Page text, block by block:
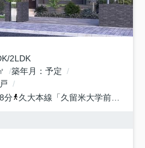
2LDK
築年月
予定
分 久大本線 「久留米大学前